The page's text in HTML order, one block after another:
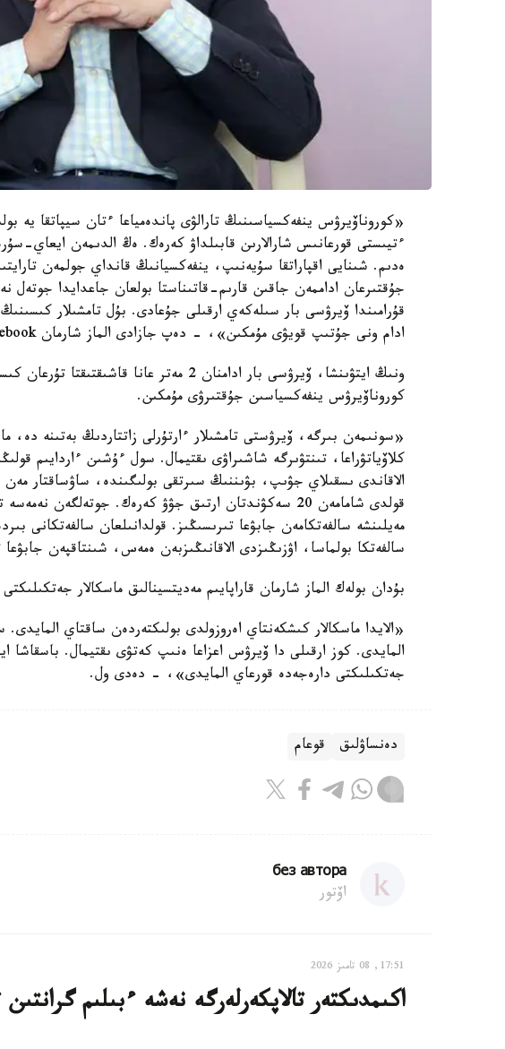
«كوروناۆيرۋس ينفەكسياسىنىڭ تارالۋى پاندەمياعا ءتان سيپاتقا يە
ءتيىستى قورعانىس شارالارىن قابىلداۋ كەرەك. ەڭ الدىمەن ايعاي-
ەدىم. شىنايى اقپاراتقا سۇيەنىپ، ينفەكسيانىڭ قانداي جولمەن
جۇقتىرعان اداممەن جاقىن قارىم-قاتىناستا بولعان جاعدايدا جوتەل
قۇرامىندا ۆيرۋسى بار سىلەكەي ارقىلى جۇعادى. بۇل تامشىلار
ادام ونى جۇتىپ قويۋى مۇمكىن»، - دەپ جازادى الماز شارمان Facebook پاراقشاسىندا.
كوروناۆيرۋس ينفەكسياسىن جۇقتىرۋى مۇمكىن.
«سونىمەن بىرگە، ۆيرۋستى تامشىلار ءارتۇرلى زاتتاردىڭ بەتىنە دە،
كلاۆياتۋراعا، تىنتۋىرگە شاشىراۋى ىقتيمال. سول ءۇشىن ءاردايىم
الاقاندى ىسقىلاي جۋىپ، بۋىننىڭ سىرتقى بولىگىندە، ساۋساقتار
قولدى شامامەن 20 سەكۋندتان ارتىق جۋۋ كەرەك.
مەيلىنشە سالفەتكامەن جابۋعا تىرىسىڭىز. قولدانىلعان سالفەتكانى
سالفەتكا بولماسا، اۋزىڭىزدى الاقانىڭىزبەن ەمەس، شىنتاقپەن
بۇدان بولەك الماز شارمان قاراپايىم مەديتسينالىق ماسكالار
«الايدا ماسكالار كىشكەنتاي اەروزولدى بولىكتەردەن ساقتاي
المايدى. كوز ارقىلى دا ۆيرۋس اعزاعا ەنىپ كەتۋى ىقتيمال. باسقاشا
جەتكىلىكتى دارەجەدە قورعاي المايدى»، - دەدى ول.
دەنساۋلىق قوعام
без автора
اۆتور
17:51, 08 تامىز 2026
اكىمدىكتەر تالاپكەرلەرگە نەشە ءبىلىم